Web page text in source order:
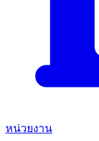
หน่วยงาน